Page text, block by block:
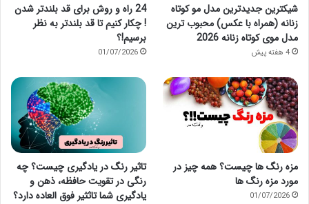
شیکترین جدیدترین مدل مو کوتاه
زنانه (همراه با عکس) محبوب ترین
مدل موی کوتاه زنانه 2026
4 هفته پیش
24 راه و روش برای قد بلندتر شدن
! چکار کنیم تا قد بلندتر به نظر
برسیم!؟
01/07/2026
مزه رنگ ها چیست؟ همه چیز در
مورد مزه رنگ ها
01/07/2026
تاثیر رنگ در یادگیری چیست؟ چه
رنگی در تقویت حافظه، ذهن و
یادگیری شما تاثثیر فوق العاده دارد؟